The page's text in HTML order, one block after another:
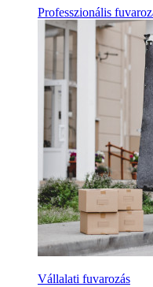
Professzionális
Vállalati fuvarozás